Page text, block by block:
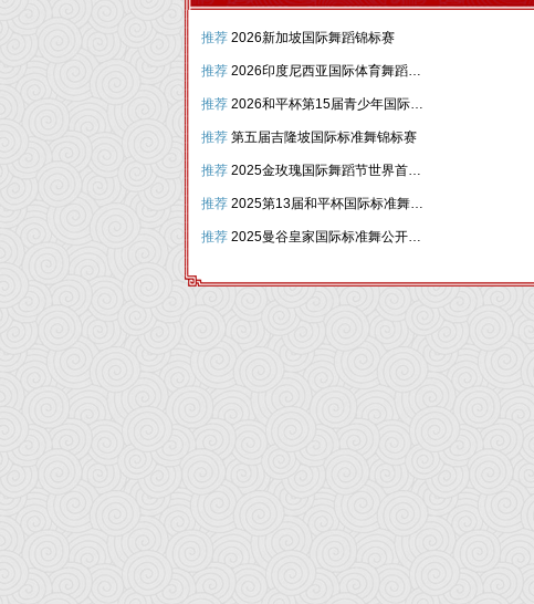
推荐 2026新加坡国际舞蹈锦标赛
推荐 2026印度尼西亚国际体育舞蹈锦标赛
推荐 2026和平杯第15届青少年国际标准舞(体育舞蹈)精英锦标赛
推荐 第五届吉隆坡国际标准舞锦标赛
推荐 2025金玫瑰国际舞蹈节世界首届赛马国标联合国际比赛
推荐 2025第13届和平杯国际标准舞青少年精英锦标赛
推荐 2025曼谷皇家国际标准舞公开赛&大师训练营